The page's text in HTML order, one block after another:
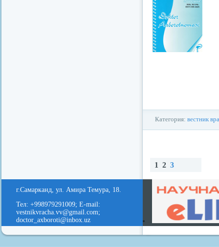
Категория: вестник
1 2 3
ад
ере
д
ерх
г.Самарканд, ул. Амира Темура, 18.
Тел: +998979291009; E-mail:
vestnikvracha.vv@gmail.com;
doctor_axboroti@inbox.uz